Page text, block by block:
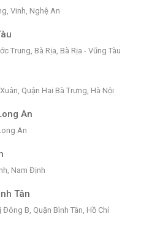
Vinh, Nghệ An
Trung, Bà Rịa, Bà Rịa - Vũng Tàu
Quận Hai Bà Trưng, Hà Nội
An
An
Nam Định
Tân
B, Quận Bình Tân, Hồ Chí